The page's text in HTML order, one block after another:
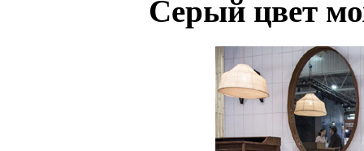
Серый цвет